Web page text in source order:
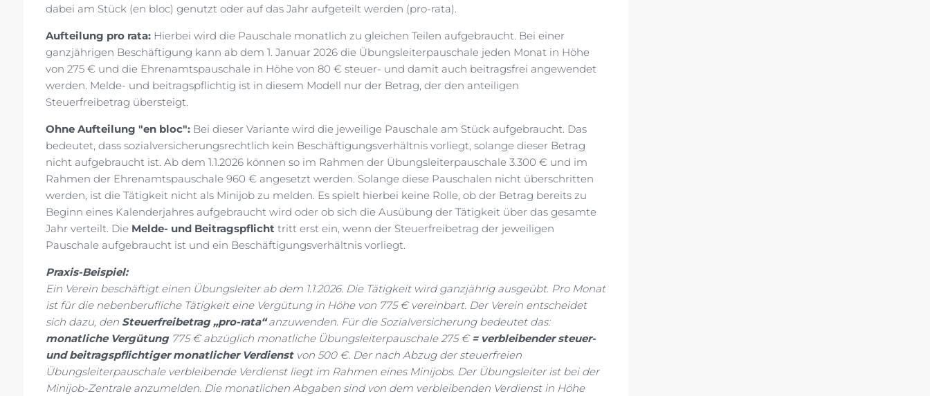
dabei am Stück (en bloc) genutzt oder auf das Jahr aufgeteilt werden (pro-rata).
Aufteilung pro rata: Hierbei wird die Pauschale monatlich zu gleichen Teilen aufgebraucht. Bei einer
ganzjährigen Beschäftigung kann ab dem 1. Januar 2026 die Übungsleiterpauschale jeden Monat in Höhe
von 275 € und die Ehrenamtspauschale in Höhe von 80 € steuer- und damit auch beitragsfrei angewendet
werden. Melde- und beitragspflichtig ist in diesem Modell nur der Betrag, der den anteiligen
Steuerfreibetrag übersteigt.
Ohne Aufteilung "en bloc": Bei dieser Variante wird die jeweilige Pauschale am Stück aufgebraucht. Das
bedeutet, dass sozialversicherungsrechtlich kein Beschäftigungsverhältnis vorliegt, solange dieser Betrag
nicht aufgebraucht ist. Ab dem 1.1.2026 können so im Rahmen der Übungsleiterpauschale 3.300 € und im
Rahmen der Ehrenamtspauschale 960 € angesetzt werden. Solange diese Pauschalen nicht überschritten
werden, ist die Tätigkeit nicht als Minijob zu melden. Es spielt hierbei keine Rolle, ob der Betrag bereits zu
Beginn eines Kalenderjahres aufgebraucht wird oder ob sich die Ausübung der Tätigkeit über das gesamte
Jahr verteilt. Die Melde- und Beitragspflicht tritt erst ein, wenn der Steuerfreibetrag der jeweiligen
Pauschale aufgebraucht ist und ein Beschäftigungsverhältnis vorliegt.
Praxis-Beispiel:
Ein Verein beschäftigt einen Übungsleiter ab dem 1.1.2026. Die Tätigkeit wird ganzjährig ausgeübt. Pro Monat
ist für die nebenberufliche Tätigkeit eine Vergütung in Höhe von 775 € vereinbart. Der Verein entscheidet
sich dazu, den Steuerfreibetrag „pro-rata“anzuwenden. Für die Sozialversicherung bedeutet das:
monatliche Vergütung775 € abzüglich monatliche Übungsleiterpauschale 275 €= verbleibender steuer-
und beitragspflichtiger monatlicher Verdienstvon 500 €. Der nach Abzug der steuerfreien
Übungsleiterpauschale verbleibende Verdienst liegt im Rahmen eines Minijobs. Der Übungsleiter ist bei der
Minijob-Zentrale anzumelden. Die monatlichen Abgaben sind von dem verbleibenden Verdienst in Höhe